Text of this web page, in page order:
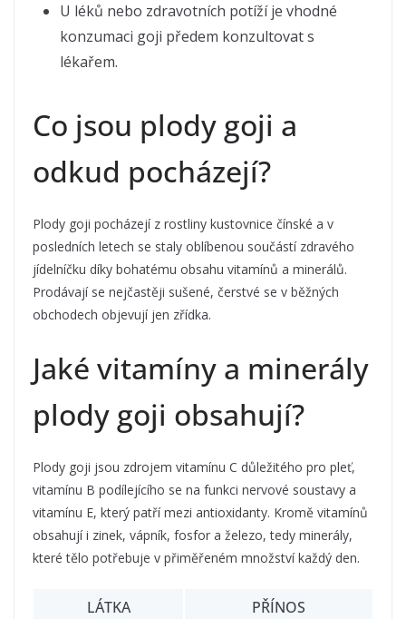
U léků nebo zdravotních potíží je vhodné
konzumaci goji předem konzultovat s
lékařem.
Co jsou plody goji a
odkud pocházejí?
Plody goji pocházejí z rostliny kustovnice čínské a v
posledních letech se staly oblíbenou součástí zdravého
jídelníčku díky bohatému obsahu vitamínů a minerálů.
Prodávají se nejčastěji sušené, čerstvé se v běžných
obchodech objevují jen zřídka.
Jaké vitamíny a minerály
plody goji obsahují?
Plody goji jsou zdrojem vitamínu C důležitého pro pleť,
vitamínu B podílejícího se na funkci nervové soustavy a
vitamínu E, který patří mezi antioxidanty. Kromě vitamínů
obsahují i zinek, vápník, fosfor a železo, tedy minerály,
které tělo potřebuje v přiměřeném množství každý den.
LÁTKA
PŘÍNOS